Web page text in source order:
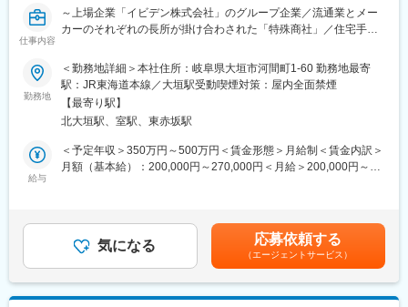
■お任せしたいこと
入社後は、先輩社員より同社での業務について指導いたします。
現在はヤングゾーンの製品がメインですがご経験が別の領域の場
合はその領域を広げ展開していくことを検討しています。
現状、営業への予算や目標などは立てておらず数字にとらわれる
ことなくご提案できる環境があります。
■組織体制
営業部門には20代から40代が活躍しており、代表も46歳と若く、
創業8年目の新しい会社で、レディースアパレルやファッション雑
貨の企画から製造、卸売まで一貫して行っています。自社ブラン
ド「Rough Laugh」を展開し、国内外で高い評価を得ています。
新しい発想やアイデアを大切にし、常にチャレンジし続ける企業
文化が魅力です。
仕事内容
～上場企業「イビデン株式会社」のグループ企業／流通業とメー
カーのそれぞれの長所が掛け合わされた「特殊商社」／住宅手
■業務内容：
オリジナルブランドの規格住宅の企画・設計、各種住宅資材の製
造・調達・販売業をメインに、その他情報やサービスなどさまざ
まなものを提供する当社にて、社内システムの運用・保守をメイ
ンに幅広い業務をご担当いただきます。
■業務詳細：
◇システムの企画・導入
◇PCキッティング
◇ヘルプデスク対応（システム問い合わせ、パソコン、ネットワ
勤務地
＜勤務地詳細＞本社住所：岐阜県大垣市河間町1-60 勤務地最寄
駅：JR東海道本線／大垣駅受動喫煙対策：屋内全面禁煙
【最寄り駅】
北大垣駅、室駅、東赤坂駅
給与
＜予定年収＞350万円～500万円＜賃金形態＞月給制＜賃金内訳＞
月額（基本給）：200,000円～270,000円＜月給＞200,000円～
経験7年賃金はあくまでも目安の金額であり、選考を通じて上下す
る可能性があります。月給(月額)は固定手当を含めた表記です。
気になる 応募依頼する
（エージェントサービス）